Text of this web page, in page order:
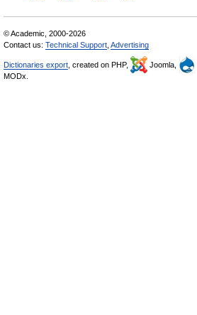
© Academic, 2000-2026
Contact us: Technical Support Advertising
Dictionaries export , created on PHP, Joomla,
MODx.